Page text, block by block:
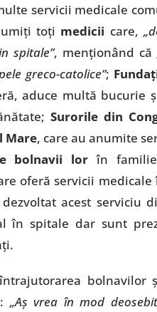
servicii medicale
toţi medicii care,
spitale”, menţionând că
greco-catolice”;
aduce multă bucurie
Surorile din
Mare, care au anumite
bolnavii lor în
oferă servicii
acest serviciu
în spitale dar sunt
bolnavilor
„Aş vrea în mod